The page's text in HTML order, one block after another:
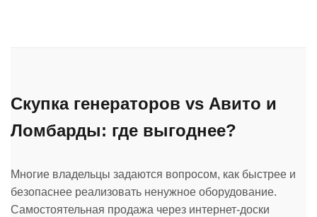
Скупка генераторов vs Авито и
Ломбарды: где выгоднее?
Многие владельцы задаются вопросом, как быстрее и
безопаснее реализовать ненужное оборудование.
Самостоятельная продажа через интернет-доски